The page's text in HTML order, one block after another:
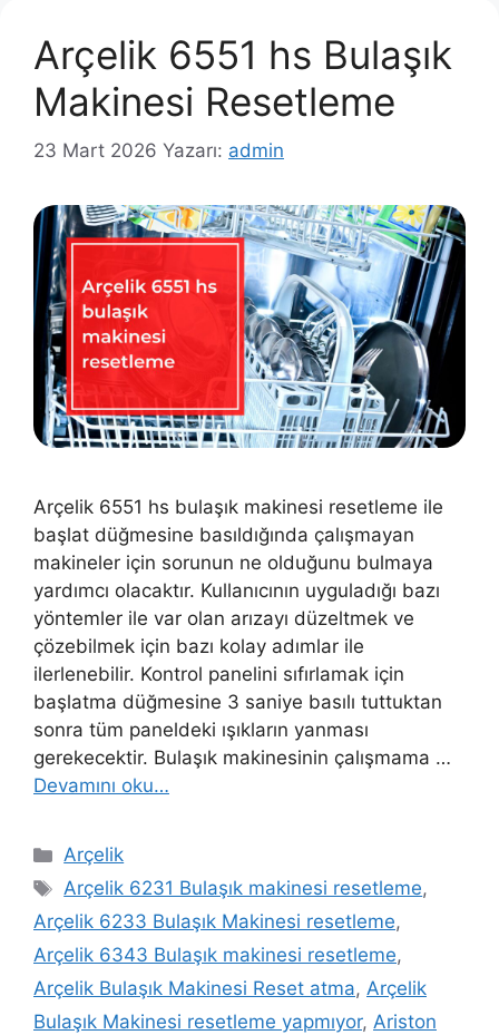
Arçelik 6551 hs Bulaşık
Makinesi Resetleme
23 Mart 2026 Yazarı: admin
Arçelik 6551 hs bulaşık makinesi resetleme ile
başlat düğmesine basıldığında çalışmayan
makineler için sorunun ne olduğunu bulmaya
yardımcı olacaktır. Kullanıcının uyguladığı bazı
yöntemler ile var olan arızayı düzeltmek ve
çözebilmek için bazı kolay adımlar ile
ilerlenebilir. Kontrol panelini sıfırlamak için
başlatma düğmesine 3 saniye basılı tuttuktan
sonra tüm paneldeki ışıkların yanması
gerekecektir. Bulaşık makinesinin çalışmama …
Devamını oku…
Kategoriler
Arçelik
Etiketler
Arçelik 6231 Bulaşık makinesi resetleme,
Arçelik 6233 Bulaşık Makinesi resetleme,
Arçelik 6343 Bulaşık makinesi resetleme,
Arçelik Bulaşık Makinesi Reset atma, Arçelik
Bulaşık Makinesi resetleme yapmıyor, Ariston